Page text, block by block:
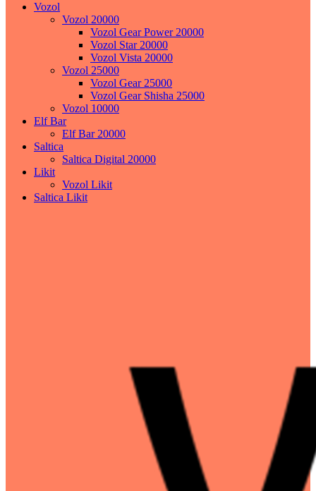
Vozol
Vozol 20000
Vozol Gear Power 20000
Vozol Star 20000
Vozol Vista 20000
Vozol 25000
Vozol Gear 25000
Vozol Gear Shisha 25000
Vozol 10000
Elf Bar
Elf Bar 20000
Saltica
Saltica Digital 20000
Likit
Vozol Likit
Saltica Likit